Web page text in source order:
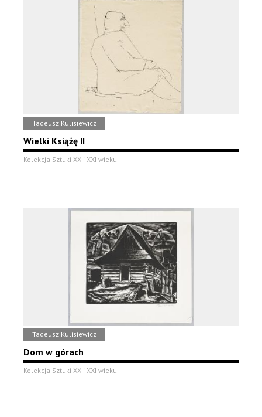
Tadeusz Kulisiewicz
Wielki Książę II
Kolekcja Sztuki XX i XXI wieku
Tadeusz Kulisiewicz
Dom w górach
Kolekcja Sztuki XX i XXI wieku